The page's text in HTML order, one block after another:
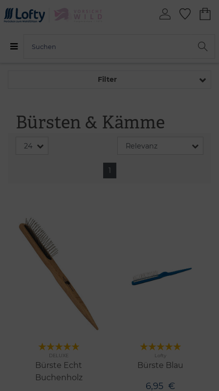
Filter
Bürsten & Kämme
1
Merken
DELUXE
Bürste Echt
Buchenholz
Merken
Lofty
Bürste Blau
6,95 €